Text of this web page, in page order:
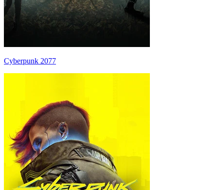
Cyberpunk 2077